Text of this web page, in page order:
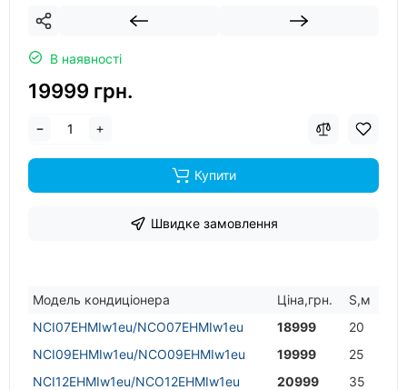
В наявності
19999 грн.
Купити
Швидке замовлення
Модель кондицiонера Цiна,грн.
S,м
NCI07EHMIw1eu/NCO07EHMIw1eu
18999
20
NCI09EHMIw1eu/NCO09EHMIw1eu
19999
25
NCI12EHMIw1eu/NCO12EHMIw1eu
20999
35